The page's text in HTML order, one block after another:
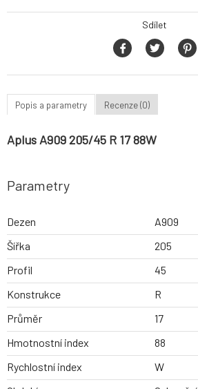
Sdílet
Popis a parametry Recenze (0)
Aplus A909 205/45 R 17 88W
Parametry
Dezen
A909
Šířka
205
Profil
45
Konstrukce
R
Průměr
17
Hmotnostní index
88
Rychlostní index
W